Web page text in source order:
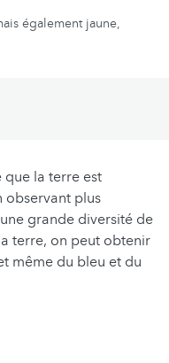
également jaune,
la terre est
observant plus
grande diversité de
terre, on peut obtenir
même du bleu et du